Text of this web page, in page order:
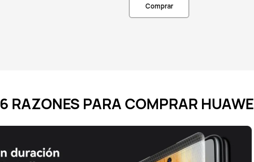
Comprar
6 RAZONES PARA COMPRAR